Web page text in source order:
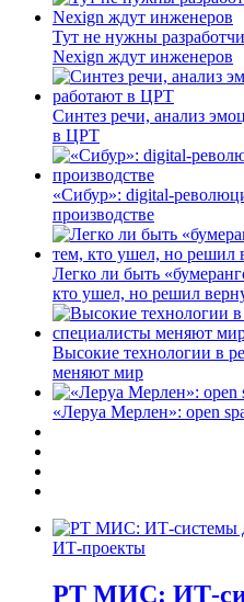
Тут не нужны
Nexign ждут инженеров
Синтез речи, анализ
в ЦРТ
«Сибур»: digital-
производстве
Легко ли быть
кто ушел, но решил
Высокие технологии в
меняют мир
«Леруа Мерлен»: open
ИТ-проекты
РТ МИС: ИТ-